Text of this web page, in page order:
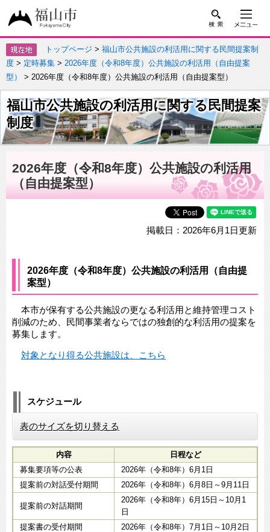
トップページ>福山市公共施設の利活用に関する民間提案制
度>定時募集>2026年度（令和8年度）公共施設の利活用（自由提案
型）> 2026年度（令和8年度）公共施設の利活用（自由提案型）
福山市公共施設の利活用に関する民間提案
制度
2026年度（令和8年度）公共施設の利活用
（自由提案型）
掲載日：2026年6月1日更新
2026年度（令和8年度）公共施設の利活用（自由提
案型）
本市が保有する公共施設の更なる利活用と維持管理コスト
削減のため、民間事業者ならではの独創的な利活用の提案を
募集します。
対象となり得る公共施設は、​こちら
スケジュール
表のサイズを切り替える
内容
日程など
募集要項等の公表
2026年（令和8年）6月1日
提案前の対話受付期間
2026年（令和8年）6月8日～9月11日
提案前の対話期間
2026年（令和8年）6月15日～10月1
日
提案書の受付期間
2026年（令和8年）7月1日～10月2日